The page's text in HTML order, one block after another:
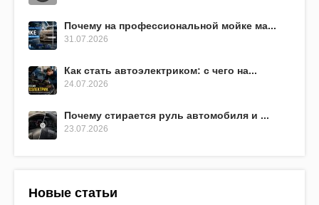
Почему на профессиональной мойке ма...
31.07.2026
Как стать автоэлектриком: с чего на...
24.07.2026
Почему стирается руль автомобиля и ...
23.07.2026
Новые статьи